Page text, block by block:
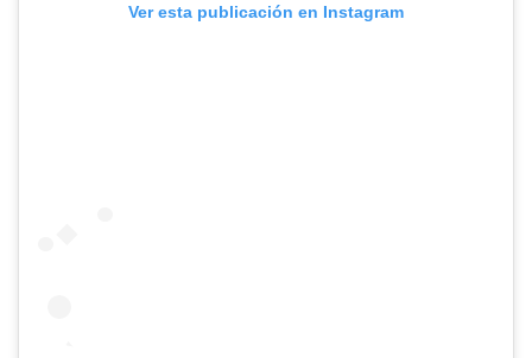
Ver esta publicación en Instagram